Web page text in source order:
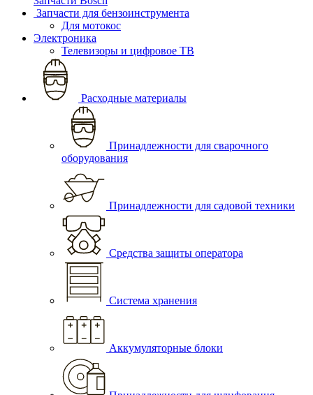
Запчасти для бензоинструмента
Для мотокос
Электроника
Телевизоры и цифровое ТВ
Расходные материалы
Принадлежности для сварочного
оборудования
Принадлежности для садовой техники
Средства защиты оператора
Система хранения
Аккумуляторные блоки